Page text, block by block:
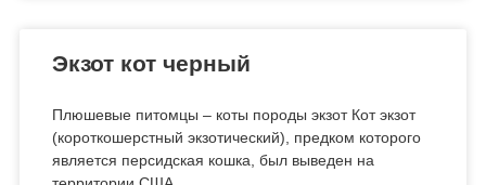
Экзот кот черный
Плюшевые питомцы – коты породы экзот Кот экзот
(короткошерстный экзотический), предком которого
является персидская кошка, был выведен на